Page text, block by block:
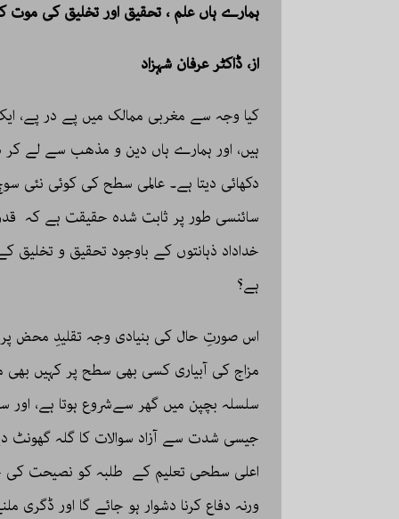
ہمارے ہاں علم ، تحقیق اور تخلیق کی موت
از، ڈاکٹر عرفان شہزاد
کیا وجہ سے مغربی ممالک میں پے در پے،
ہیں، اور ہمارے ہاں دین و مذھب سے لے کر
دکھائی دیتا ہے۔ عالمی سطح کی کوئی نئی
سائنسی طور پر ثابت شدہ حقیقت ہے کہ
خداداد ذہانتوں کے باوجود تحقیق و
ہے؟
اس صورتِ حال کی بنیادی وجہ تقلیدِ محض پر
مزاج کی آبیاری کسی بھی سطح پر کہیں بھی
سلسلہ بچپن میں گھر سےشروع ہوتا ہے، اور
جیسی شدت سے آزاد سوالات کا گلہ گھونٹ
اعلی سطحی تعلیم کے طلبہ کو نصیحت کی
ورنہ دفاع کرنا دشوار ہو جائے گا اور